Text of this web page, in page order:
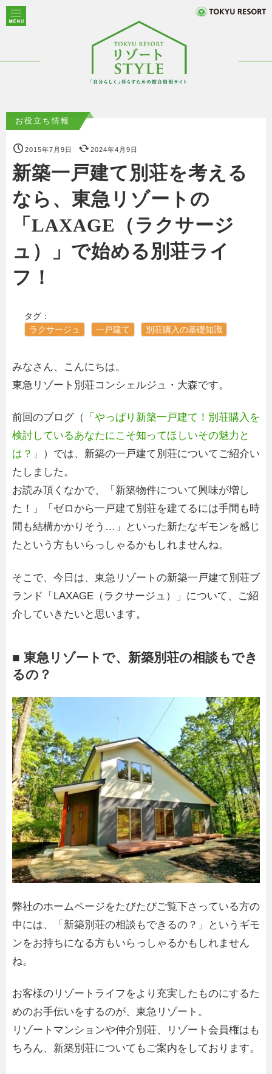
2015年7月9日 2024年4月9日
新築一戸建て別荘を考える
なら、東急リゾートの
「LAXAGE（ラクサージ
ュ）」で始める別荘ライ
フ！
タグ：
ラクサージュ
一戸建て 別荘購入の基礎知識
お役立ち情報
みなさん、こんにちは。
東急リゾート別荘コンシェルジュ・大森です。
前回のブログ（
「やっぱり新築一戸建て！別荘購入を
検討しているあなたにこそ知ってほしいその魅力と
は？」
）では、新築の一戸建て別荘についてご紹介い
たしました。
お読み頂くなかで、「新築物件について興味が増し
た！」「ゼロから一戸建て別荘を建てるには手間も時
間も結構かかりそう…」といった新たなギモンを感じ
たという方もいらっしゃるかもしれませんね。
そこで、今日は、東急リゾートの新築一戸建て別荘ブ
ランド「LAXAGE（ラクサージュ）」について、ご紹
介していきたいと思います。
■ 東急リゾートで、新築別荘の相談もでき
るの？
弊社のホームページをたびたびご覧下さっている方の
中には、「新築別荘の相談もできるの？」というギモ
ンをお持ちになる方もいらっしゃるかもしれません
ね。
お客様のリゾートライフをより充実したものにするた
めのお手伝いをするのが、東急リゾート。
リゾートマンションや仲介別荘、リゾート会員権はも
ちろん、新築別荘についてもご案内をしております。